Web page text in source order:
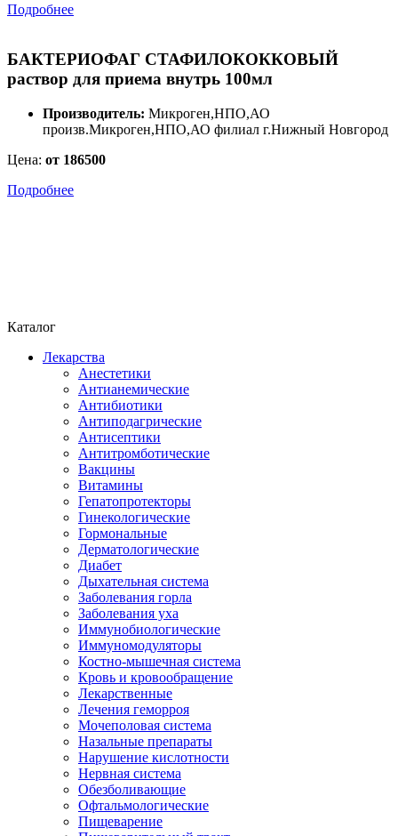
Подробнее
БАКТЕРИОФАГ СТАФИЛОКОККОВЫЙ
раствор для приема внутрь 100мл
Производитель: Микроген,НПО,АО
произв.Микроген,НПО,АО филиал г.Нижный Новгород
Цена: от 186500
Подробнее
Каталог
Лекарства
Анестетики
Антианемические
Антибиотики
Антиподагрические
Антисептики
Антитромботические
Вакцины
Витамины
Гепатопротекторы
Гинекологические
Гормональные
Дерматологические
Диабет
Дыхательная система
Заболевания горла
Заболевания уха
Иммунобиологические
Иммуномодуляторы
Костно-мышечная система
Кровь и кровообращение
Лекарственные
Лечения геморроя
Мочеполовая система
Назальные препараты
Нарушение кислотности
Нервная система
Обезболивающие
Офтальмологические
Пищеварение